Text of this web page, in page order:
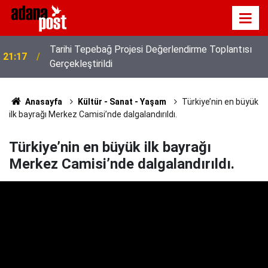
21:08
Vali Mustafa Yavuz Başkanlığında Yikob Yatırımları
Değerlendirildi
Anasayfa Kültür - Sanat - Yaşam
Türkiye’nin en büyük
ilk bayrağı Merkez Camisi’nde dalgalandırıldı.
Türkiye’nin en büyük ilk bayrağı
Merkez Camisi’nde dalgalandırıldı.